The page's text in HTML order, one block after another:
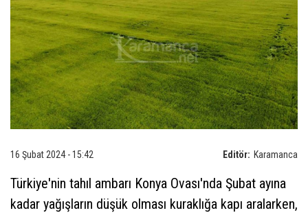
Editör: Karamanca
16 Şubat 2024 - 15:42
Türkiye'nin tahıl ambarı Konya Ovası'nda Şubat ayına
kadar yağışların düşük olması kuraklığa kapı aralarken,